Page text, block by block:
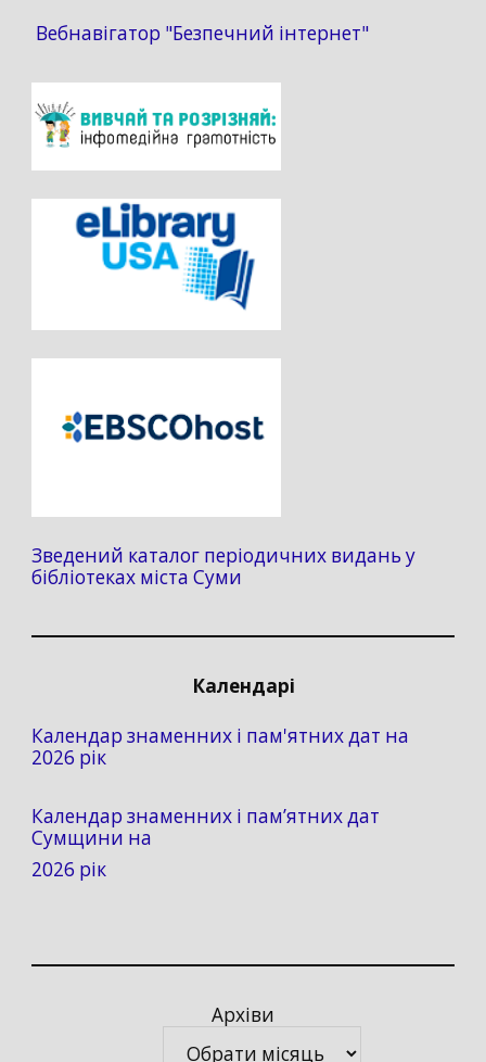
Вебнавігатор "Безпечний інтернет"
Зведений каталог періодичних видань у
бібліотеках міста Суми
Календарі
Календар знаменних і пам'ятних дат на
2026 рік
Календар знаменних і пам’ятних дат
Сумщини на
2026 рік
Архіви